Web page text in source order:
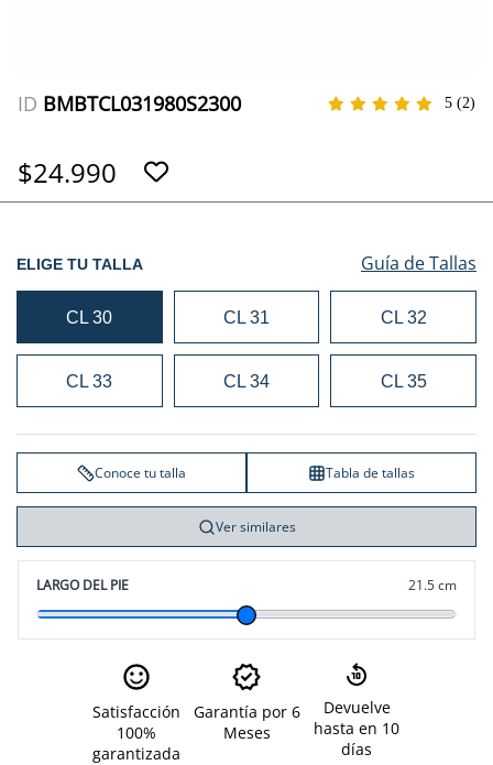
ID BMBTCL031980S2300 5 (2)
$24.990
ELIGE TU TALLA Guía de Tallas
CL 30 CL 31 CL 32
CL 33 CL 34 CL 35
Conoce tu talla Tabla de tallas
Ver similares
LARGO DEL PIE 21.5 cm
Satisfacción
100%
garantizada
Garantía por 6
Meses
Devuelve
hasta en 10
días